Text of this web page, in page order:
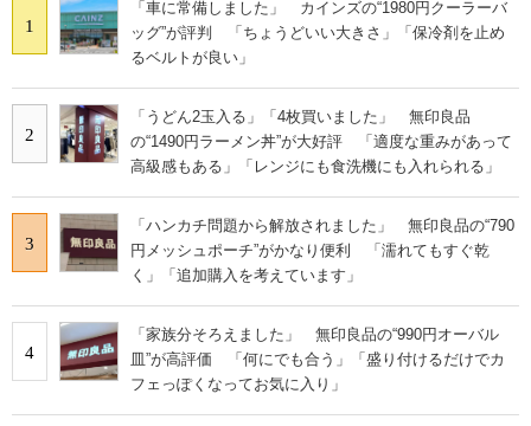
1
「車に常備しました」 カインズの“1980円クーラーバ
ッグ”が評判 「ちょうどいい大きさ」「保冷剤を止め
るベルトが良い」
2
「うどん2玉入る」「4枚買いました」 無印良品
の“1490円ラーメン丼”が大好評 「適度な重みがあって
高級感もある」「レンジにも食洗機にも入れられる」
3
「ハンカチ問題から解放されました」 無印良品の“790
円メッシュポーチ”がかなり便利 「濡れてもすぐ乾
く」「追加購入を考えています」
4
「家族分そろえました」 無印良品の“990円オーバル
皿”が高評価 「何にでも合う」「盛り付けるだけでカ
フェっぽくなってお気に入り」